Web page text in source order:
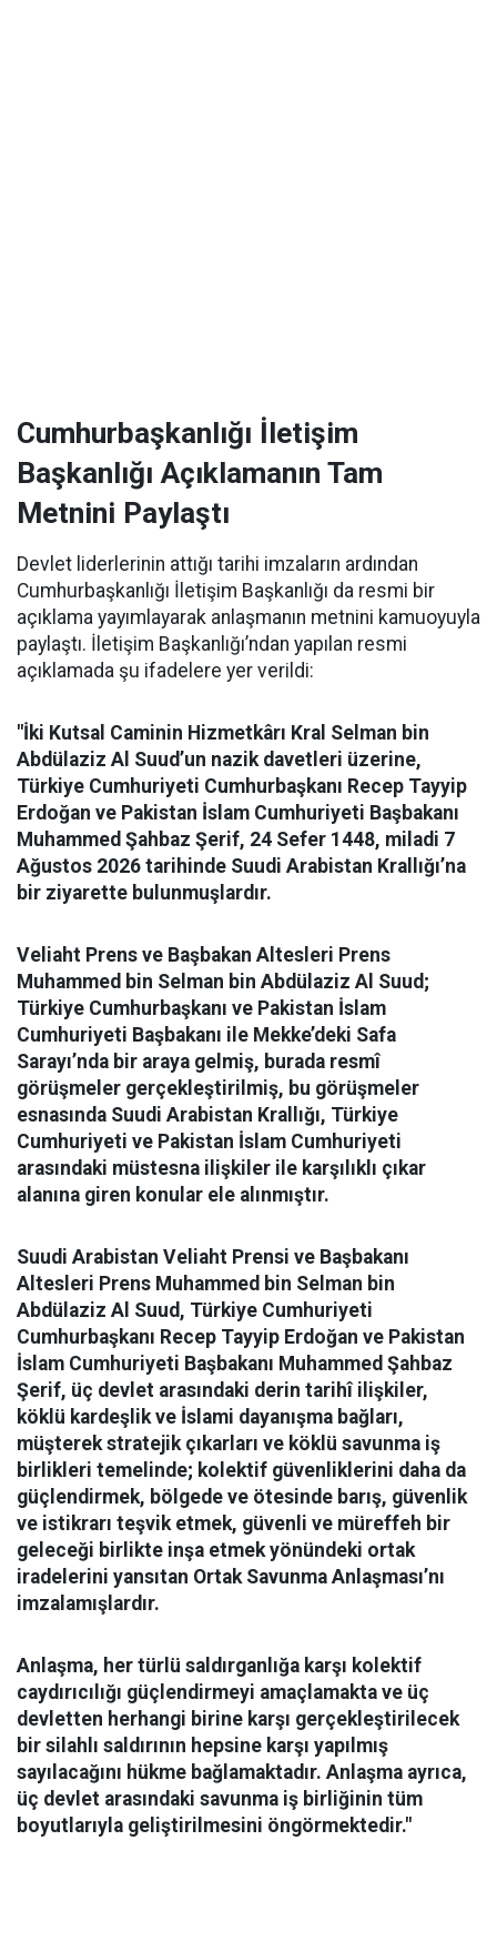
Cumhurbaşkanlığı İletişim
Başkanlığı Açıklamanın Tam
Metnini Paylaştı
Devlet liderlerinin attığı tarihi imzaların ardından
Cumhurbaşkanlığı İletişim Başkanlığı da resmi bir
açıklama yayımlayarak anlaşmanın metnini kamuoyuyla
paylaştı. İletişim Başkanlığı’ndan yapılan resmi
açıklamada şu ifadelere yer verildi:
"İki Kutsal Caminin Hizmetkârı Kral Selman bin
Abdülaziz Al Suud’un nazik davetleri üzerine,
Türkiye Cumhuriyeti Cumhurbaşkanı Recep Tayyip
Erdoğan ve Pakistan İslam Cumhuriyeti Başbakanı
Muhammed Şahbaz Şerif, 24 Sefer 1448, miladi 7
Ağustos 2026 tarihinde Suudi Arabistan Krallığı’na
bir ziyarette bulunmuşlardır.
Veliaht Prens ve Başbakan Altesleri Prens
Muhammed bin Selman bin Abdülaziz Al Suud;
Türkiye Cumhurbaşkanı ve Pakistan İslam
Cumhuriyeti Başbakanı ile Mekke’deki Safa
Sarayı’nda bir araya gelmiş, burada resmî
görüşmeler gerçekleştirilmiş, bu görüşmeler
esnasında Suudi Arabistan Krallığı, Türkiye
Cumhuriyeti ve Pakistan İslam Cumhuriyeti
arasındaki müstesna ilişkiler ile karşılıklı çıkar
alanına giren konular ele alınmıştır.
Suudi Arabistan Veliaht Prensi ve Başbakanı
Altesleri Prens Muhammed bin Selman bin
Abdülaziz Al Suud, Türkiye Cumhuriyeti
Cumhurbaşkanı Recep Tayyip Erdoğan ve Pakistan
İslam Cumhuriyeti Başbakanı Muhammed Şahbaz
Şerif, üç devlet arasındaki derin tarihî ilişkiler,
köklü kardeşlik ve İslami dayanışma bağları,
müşterek stratejik çıkarları ve köklü savunma iş
birlikleri temelinde; kolektif güvenliklerini daha da
güçlendirmek, bölgede ve ötesinde barış, güvenlik
ve istikrarı teşvik etmek, güvenli ve müreffeh bir
geleceği birlikte inşa etmek yönündeki ortak
iradelerini yansıtan Ortak Savunma Anlaşması’nı
imzalamışlardır.
Anlaşma, her türlü saldırganlığa karşı kolektif
caydırıcılığı güçlendirmeyi amaçlamakta ve üç
devletten herhangi birine karşı gerçekleştirilecek
bir silahlı saldırının hepsine karşı yapılmış
sayılacağını hükme bağlamaktadır. Anlaşma ayrıca,
üç devlet arasındaki savunma iş birliğinin tüm
boyutlarıyla geliştirilmesini öngörmektedir."